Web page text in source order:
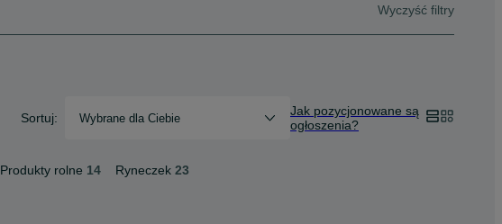
Wyczyść filtry
Sortuj: Wybrane dla Ciebie
Jak pozycjonowane są
ogłoszenia?
Produkty rolne 14 Ryneczek 23